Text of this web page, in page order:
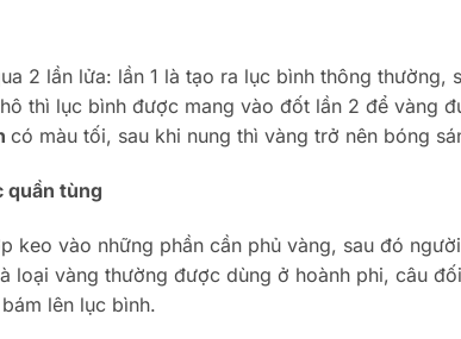
2 lần lửa: lần 1 là tạo ra lục bình thông thường,
thì lục bình được mang vào đốt lần 2 để vàng
có màu tối, sau khi nung thì vàng trở nên bóng
quần tùng
keo vào những phần cần phủ vàng, sau đó
loại vàng thường được dùng ở hoành phi, câu
lên lục bình.